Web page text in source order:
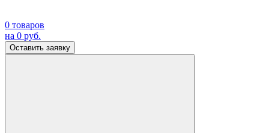
0 товаров
на 0 руб.
Оставить заявку